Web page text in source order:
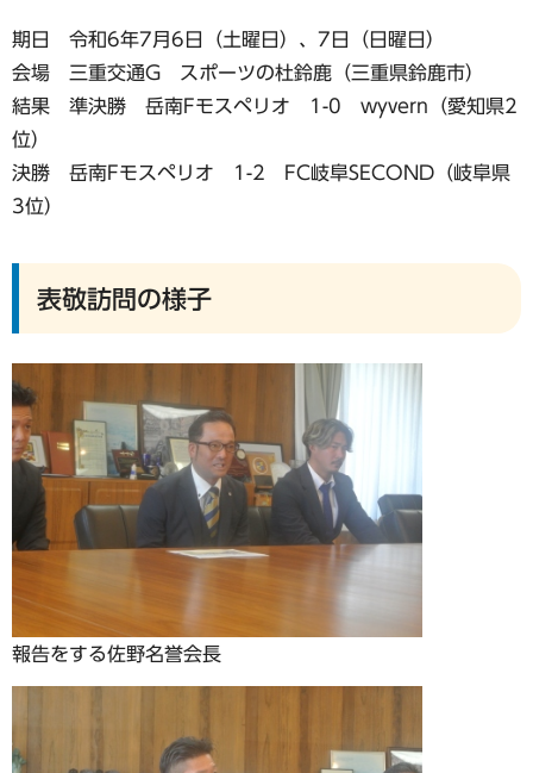
期日 令和6年7月6日（土曜日）、7日（日曜日）
会場 三重交通G スポーツの杜鈴鹿（三重県鈴鹿市）
結果 準決勝 岳南Fモスペリオ 1-0 wyvern（愛知県2
位）
決勝 岳南Fモスペリオ 1-2 FC岐阜SECOND（岐阜県
3位）
表敬訪問の様子
報告をする佐野名誉会長